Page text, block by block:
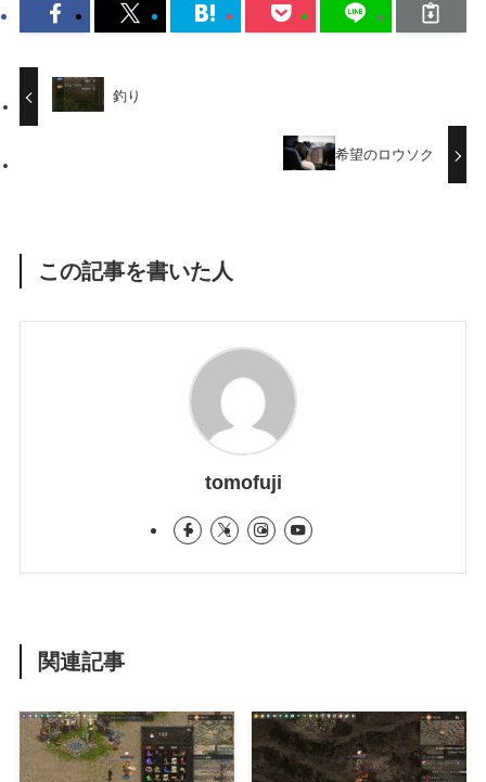
釣り
希望のロウソク
この記事を書いた人
tomofuji
関連記事